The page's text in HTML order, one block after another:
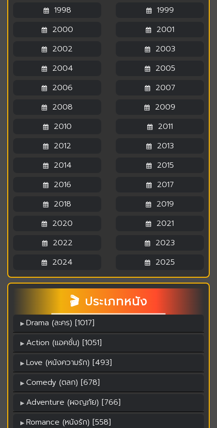
1998
1999
2000
2001
2002
2003
2004
2005
2006
2007
2008
2009
2010
2011
2012
2013
2014
2015
2016
2017
2018
2019
2020
2021
2022
2023
2024
2025
🎬 ประเภทหนัง
Drama (ละคร) [1017]
Action (แอคชั่น) [1051]
Love (หนังความรัก) [493]
Comedy (ตลก) [678]
Adventure (ผจญภัย) [766]
Romance (หนังรัก) [558]